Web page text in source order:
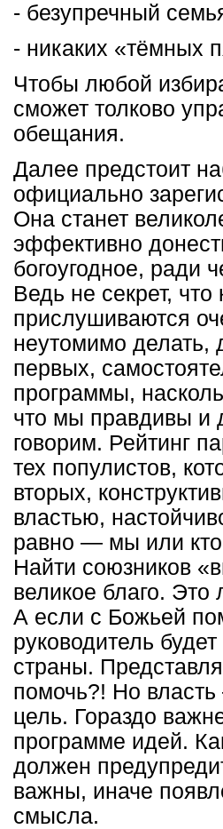
- безупречный
- никаких «тёмных
Чтобы любой
сможет толково
обещания.
Далее предстоит
официально
Она станет
эффективно
богоугодное, ради
Ведь не секрет,
прислушиваются
неутомимо делать,
первых,
программы,
что мы правдивы и
говорим. Рейтинг
тех популистов,
вторых,
властью,
равно — мы или
Найти союзников
великое благо.
А если с Божьей
руководитель
страны.
помочь?! Но
цель. Гораздо
программе идей.
должен
важны, иначе
смысла.